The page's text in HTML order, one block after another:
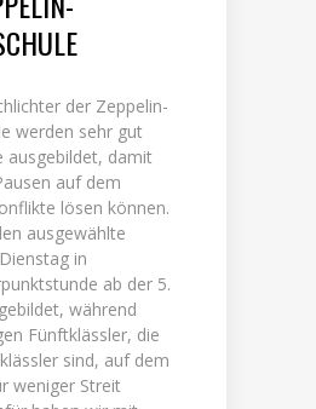
der Zeppelin-
werden sehr gut
ausgebildet, damit
auf dem
lösen können.
ausgewählte
in
ab der 5.
während
Fünftklässler, die
sind, auf dem
weniger Streit